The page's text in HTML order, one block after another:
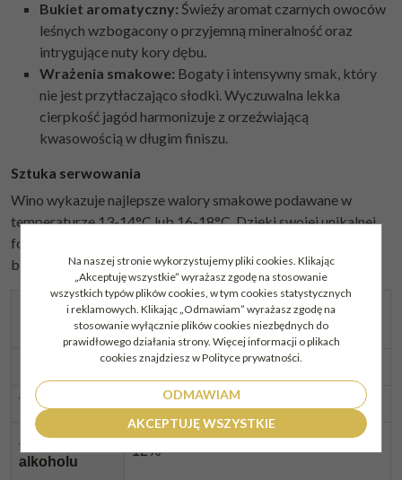
Bukiet aromatyczny: Świeży aromat czarnych owoców
leśnych wzbogacony o przyjemną mineralność oraz
intrygujące nuty kory dębu.
Wrażenia smakowe: Bogaty i intensywny smak, który
nie jest przytłaczająco słodki. Wyczuwalna lekka
cierpkość jagód harmonizuje z orzeźwiającą
kwasowością w długim finiszu.
Sztuka serwowania
Wino wykazuje najlepsze walory smakowe podawane w
temperaturze 13-14°C lub 16-18°C. Dzięki swojej unikalnej
formie butelki, stanowi niesamowitą ozdobę każdego stołu i
barku.
pochodzenia
Armenia
Kształt jeżyny, korek lakowany
Typ Czerwone, półsłodkie
Zawartość
alkoholu
12%
Na naszej stronie wykorzystujemy pliki cookies. Klikając
„Akceptuję wszystkie” wyrażasz zgodę na stosowanie
wszystkich typów plików cookies, w tym cookies statystycznych
i reklamowych. Klikając „Odmawiam” wyrażasz zgodę na
stosowanie wyłącznie plików cookies niezbędnych do
prawidłowego działania strony. Więcej informacji o plikach
cookies znajdziesz w Polityce prywatności.
ODMAWIAM
AKCEPTUJĘ WSZYSTKIE